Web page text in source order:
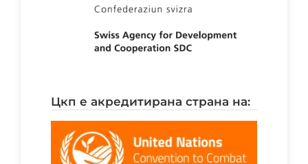
цкп е акредитирана страна на: